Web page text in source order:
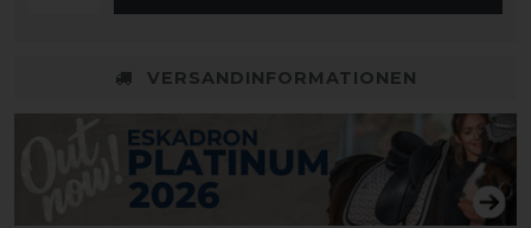
VERSANDINFORMATIONEN